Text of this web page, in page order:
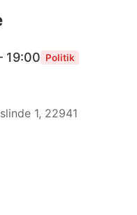
19:00 Politik
1, 22941